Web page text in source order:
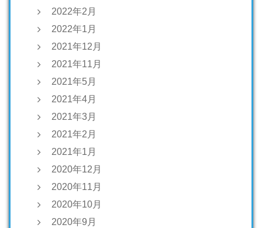
2022年2月
2022年1月
2021年12月
2021年11月
2021年5月
2021年4月
2021年3月
2021年2月
2021年1月
2020年12月
2020年11月
2020年10月
2020年9月